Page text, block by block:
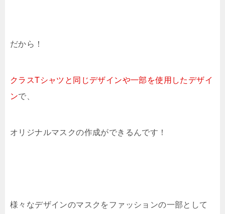
だから！
クラスTシャツと同じデザインや一部を使用したデザイ
ンで、
オリジナルマスクの作成ができるんです！
様々なデザインのマスクをファッションの一部として